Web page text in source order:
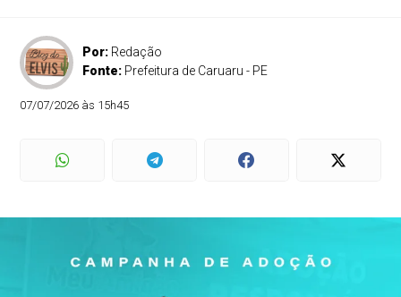
Por: Redação
Fonte: Prefeitura de Caruaru - PE
07/07/2026 às 15h45